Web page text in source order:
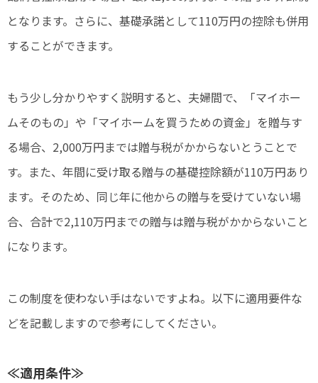
となります。さらに、基礎承諾として110万円の控除も併用
することができます。
もう少し分かりやすく説明すると、夫婦間で、「マイホー
ムそのもの」や「マイホームを買うための資金」を贈与す
る場合、2,000万円までは贈与税がかからないとうことで
す。また、年間に受け取る贈与の基礎控除額が110万円あり
ます。そのため、同じ年に他からの贈与を受けていない場
合、合計で2,110万円までの贈与は贈与税がかからないこと
になります。
この制度を使わない手はないですよね。以下に適用要件な
どを記載しますので参考にしてください。
≪適用条件≫